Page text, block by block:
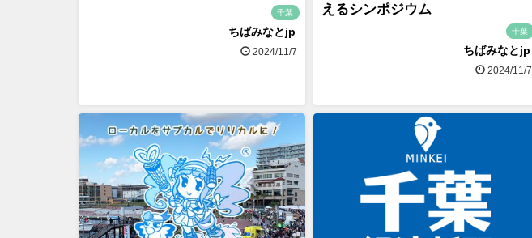
千葉
ちばみなとjp
2024/11/7
えるシンポジウム
千葉
ちばみなとjp
2024/11/7